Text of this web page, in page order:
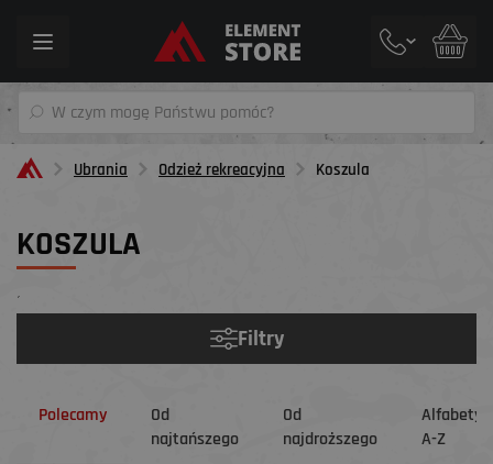
Toggle
Ubrania Odzież rekreacyjna Koszula
KOSZULA
´
Filtry
Polecamy
Od
najtańszego
Od
najdroższego
A-Z